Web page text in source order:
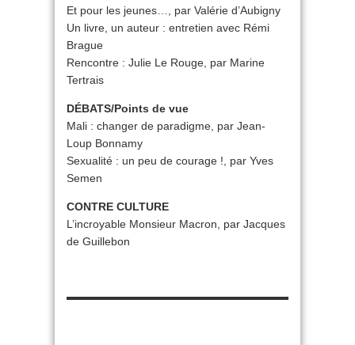
Et pour les jeunes…, par Valérie d’Aubigny
Un livre, un auteur : entretien avec Rémi
Brague
Rencontre : Julie Le Rouge, par Marine
Tertrais
DÉBATS/Points de vue
Mali : changer de paradigme, par Jean-
Loup Bonnamy
Sexualité : un peu de courage !, par Yves
Semen
CONTRE CULTURE
L’incroyable Monsieur Macron, par Jacques
de Guillebon